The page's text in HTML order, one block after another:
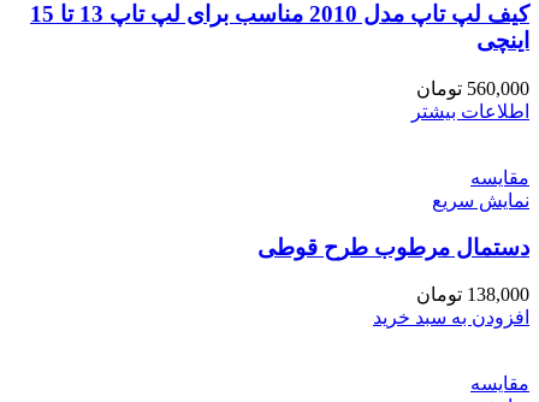
کیف لپ تاپ مدل 2010 مناسب برای لپ تاپ 13 تا 15
اینچی
560,000 تومان
اطلاعات بیشتر
مقايسه
نمایش سریع
دستمال مرطوب طرح قوطی
138,000 تومان
افزودن به سبد خرید
مقايسه